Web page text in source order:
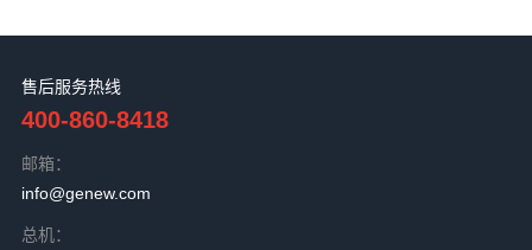
售后服务热线
400-860-8418
邮箱：
info@genew.com
总机：